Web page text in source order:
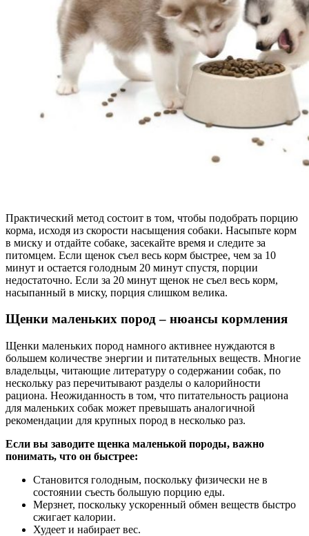
Практический метод состоит в том, чтобы подобрать порцию
корма, исходя из скорости насыщения собаки. Насыпьте корм
в миску и отдайте собаке, засекайте время и следите за
питомцем. Если щенок съел весь корм быстрее, чем за 10
минут и остается голодным 20 минут спустя, порции
недостаточно. Если за 20 минут щенок не съел весь корм,
насыпанный в миску, порция слишком велика.
Щенки маленьких пород – нюансы кормления
Щенки маленьких пород намного активнее нуждаются в
большем количестве энергии и питательных веществ. Многие
владельцы, читающие литературу о содержании собак, по
нескольку раз перечитывают разделы о калорийности
рациона. Неожиданность в том, что питательность рациона
для маленьких собак может превышать аналогичной
рекомендации для крупных пород в несколько раз.
Если вы заводите щенка маленькой породы, важно
понимать, что он быстрее:
Становится голодным, поскольку физически не в
состоянии съесть большую порцию еды.
Мерзнет, поскольку ускоренный обмен веществ быстро
сжигает калории.
Худеет и набирает вес.